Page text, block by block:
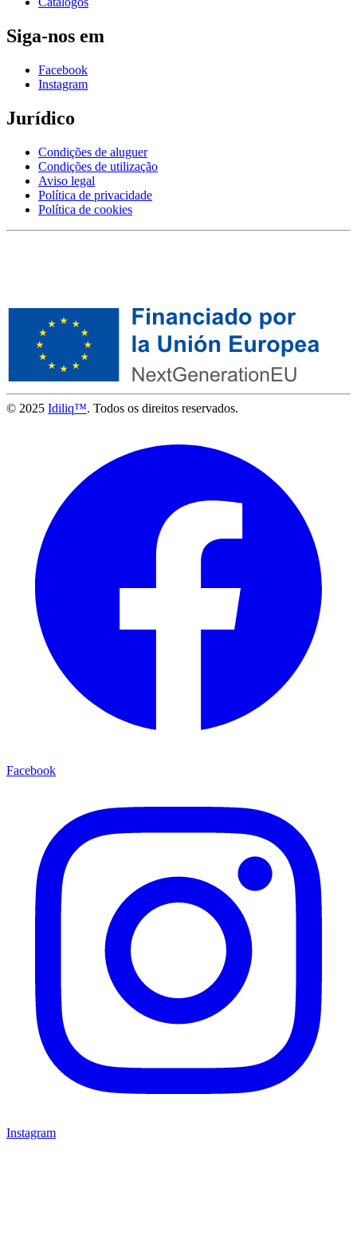
Siga-nos em
Facebook
Instagram
Jurídico
Condições de aluguer
Condições de utilização
Aviso legal
Política de privacidade
Política de cookies
© 2025 Idiliq™. Todos os direitos reservados.
Facebook
Instagram